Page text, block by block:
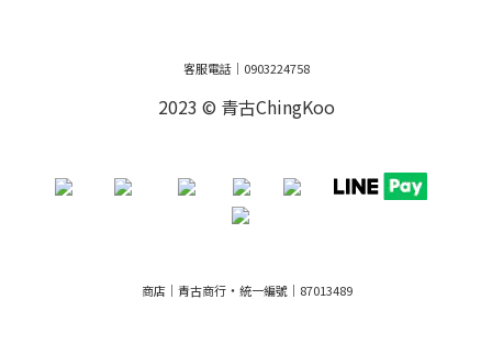
客服電話｜0903224758
2023 © 青古ChingKoo
商店｜青古商行 ・ 統一編號｜87013489